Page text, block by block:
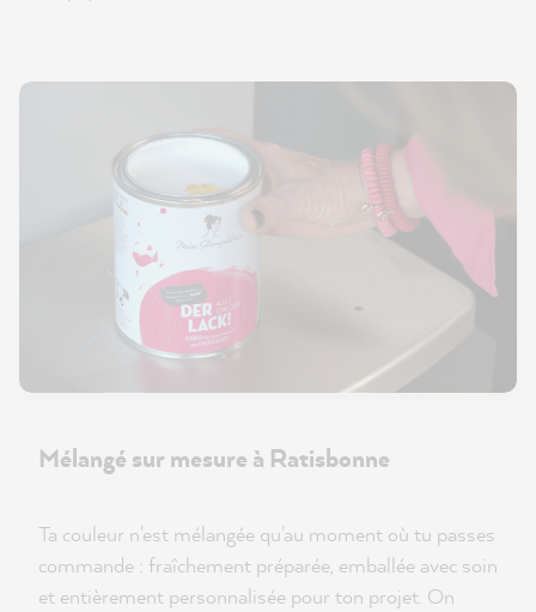
Mélangé sur mesure à Ratisbonne
Ta couleur n'est mélangée qu'au moment où tu passes
commande : fraîchement préparée, emballée avec soin
et entièrement personnalisée pour ton projet. On